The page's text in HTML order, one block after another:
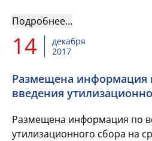
Подробнее…
14
декабря
2017
Размещена информация
введения
Размещена информация по
утилизационного сбора на